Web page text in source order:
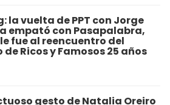
la vuelta de PPT con Jorge
empató con Pasapalabra,
fue al reencuentro del
de Ricos y Famosos 25 años
gesto de Natalia Oreiro